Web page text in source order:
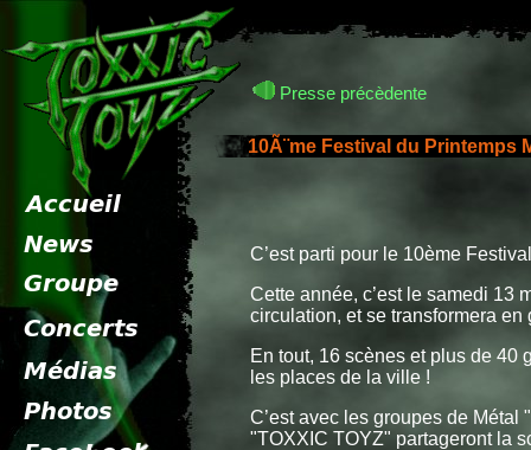
Presse précèdente
10Ã¨me Festival du Printemps
C’est parti pour le 10ème
Cette année, c’est le samedi 13
circulation, et se transformera
En tout, 16 scènes et plus de 40
les places de la ville !
C’est avec les groupes de
"TOXXIC TOYZ" partageront la